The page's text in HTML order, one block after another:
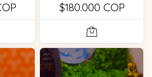
$180.000 COP